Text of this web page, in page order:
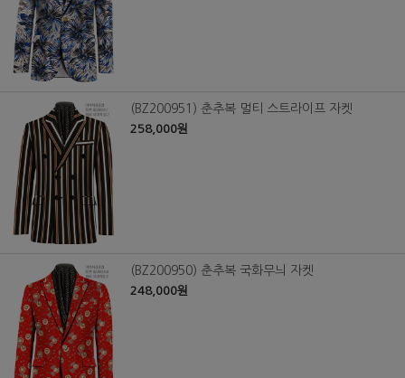
(BZ200951) 춘추복 멀티 스트라이프 자켓
258,000원
(BZ200950) 춘추복 국화무늬 자켓
248,000원